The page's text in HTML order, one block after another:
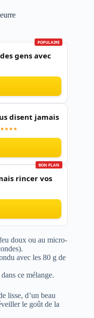
POPULAIRE
gens avec
disent jamais
BON PLAN
rincer vos
doux ou au micro-
avec les 80 g de
ce mélange.
lisse, d’un beau
le goût de la